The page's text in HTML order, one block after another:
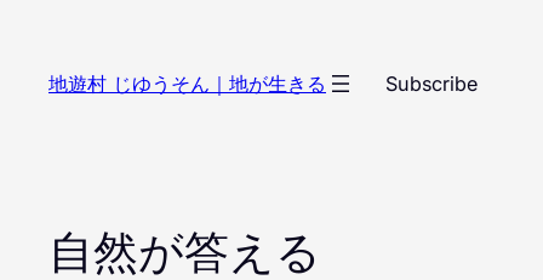
地遊村 じゆうそん｜地が生きる Subscribe
自然が答える